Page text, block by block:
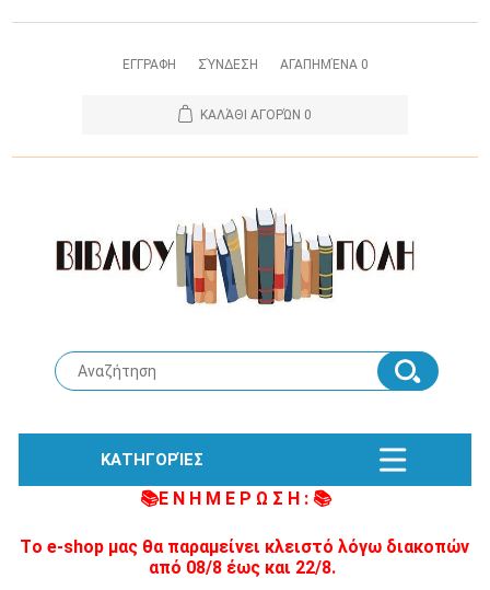
ΕΓΓΡΑΦΗ ΣΎΝΔΕΣΗ ΑΓΑΠΗΜΈΝΑ 0
ΚΑΛΆΘΙ ΑΓΟΡΏΝ 0
ΚΑΤΗΓΟΡΊΕΣ
📚Ε Ν Η Μ Ε Ρ Ω Σ Η : 📚
Tο e-shop μας θα παραμείνει κλειστό λόγω διακοπών
από 08/8 έως και 22/8.